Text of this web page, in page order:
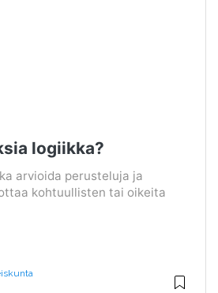
logiikka?
arvioida perusteluja ja
kohtuullisten tai oikeita